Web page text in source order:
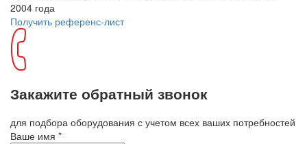
2004 года
Получить референс-лист
Закажите обратный звонок
для подбора оборудования с учетом всех ваших потребностей
Ваше имя *